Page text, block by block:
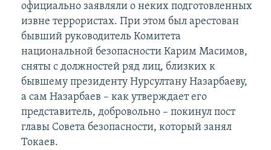
официально заявляли о неких подготовленных
извне террористах. При этом был арестован
бывший руководитель Комитета
национальной безопасности Карим Масимов,
сняты с должностей ряд лиц, близких к
бывшему президенту Нурсултану Назарбаеву,
а сам Назарбаев – как утверждает его
представитель, добровольно – покинул пост
главы Совета безопасности, который занял
Токаев.